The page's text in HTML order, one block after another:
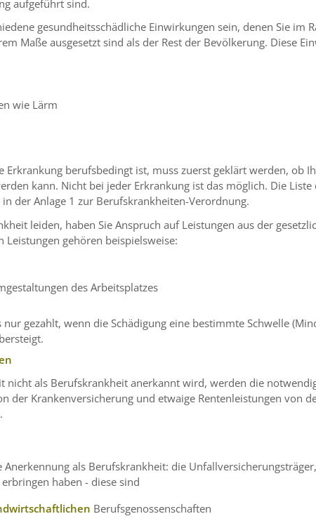
aufgeführt sind.
gesundheitsschädliche Einwirkungen sein, denen Sie im
Maße ausgesetzt sind als der Rest der Bevölkerung. Diese
wie Lärm
Erkrankung berufsbedingt ist, muss zuerst geklärt werden, ob
kann. Nicht bei jeder Erkrankung ist das möglich. Die Liste
der Anlage 1 zur Berufskrankheiten-Verordnung.
leiden, haben Sie Anspruch auf Leistungen aus der
Leistungen gehören beispielsweise:
des Arbeitsplatzes
nur gezahlt, wenn die Schädigung eine bestimmte Schwelle
nicht als Berufskrankheit anerkannt wird, werden die
der Krankenversicherung und etwaige Rentenleistungen von
als Berufskrankheit: die
haben - diese sind
Berufsgenossenschaften